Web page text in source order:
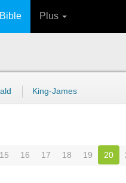
Bible Plus
King-James
15 16 17 18 19 20